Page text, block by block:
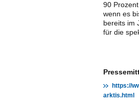
90
wenn es
bereits im
für die
https://
arktis.html